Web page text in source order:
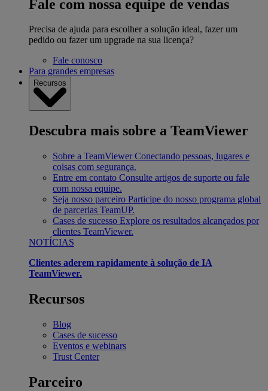
Fale com nossa equipe de vendas
Precisa de ajuda para escolher a solução ideal, fazer um
pedido ou fazer um upgrade na sua licença?
Fale conosco
Para grandes empresas
Recursos
Descubra mais sobre a TeamViewer
Sobre a TeamViewer Conectando pessoas, lugares e
coisas com segurança.
Entre em contato Consulte artigos de suporte ou fale
com nossa equipe.
Seja nosso parceiro Participe do nosso programa global
de parcerias TeamUP.
Cases de sucesso Explore os resultados alcançados por
clientes TeamViewer.
NOTÍCIAS
Clientes aderem rapidamente à solução de IA
TeamViewer.
Recursos
Blog
Cases de sucesso
Eventos e webinars
Trust Center
Parceiro